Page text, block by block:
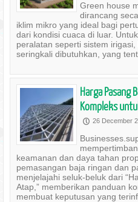
Green house
dirancang
iklim mikro yang ideal bagi
dari kondisi cuaca di luar.
peralatan seperti sistem
seringkali dibutuhkan, yang
Harga Pasang
Kompleks
P 26 December
keamanan dan daya tahan
pemasangan baja ringan dan
menjelajahi seluk-beluk dari
Atap,” memberikan panduan
membuat keputusan yang